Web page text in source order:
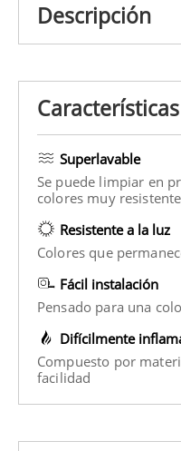
Descripción
Características
Superlavable
Se puede limpiar en
colores muy
Resistente a la luz
Colores que
Fácil instalación
Pensado para una
Difícilmente
Compuesto por
facilidad